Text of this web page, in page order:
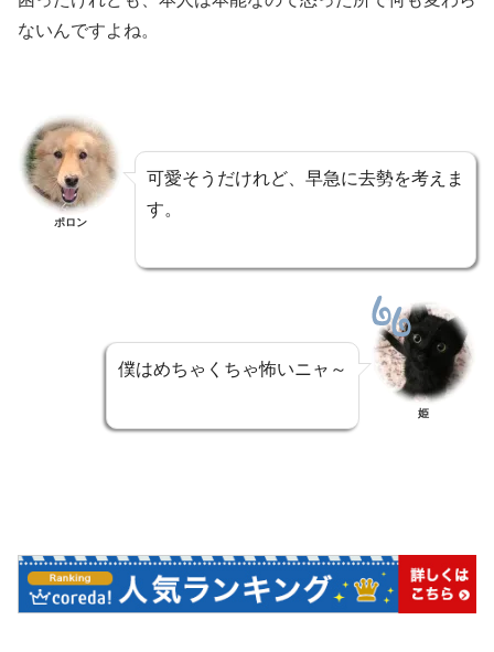
ないんですよね。
ポロン
可愛そうだけれど、早急に去勢を考えま
す。
僕はめちゃくちゃ怖いニャ～
姫